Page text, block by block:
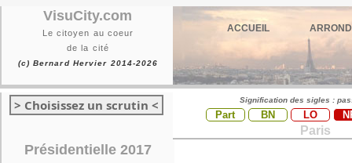
VisuCity.com
Le citoyen au coeur
de la cité
(c) Bernard Hervier 2014-2026
ACCUEIL
> Choisissez un scrutin <
Présidentielle 2017
Signification des sigles :
Part BN LO
Paris